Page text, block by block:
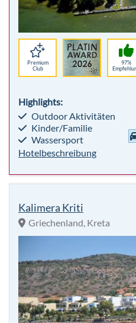
Highlights:
Outdoor Aktivitäten
Kinder/Familie
Wassersport
Hotelbeschreibung
Kalimera Kriti
Griechenland, Kreta
Premium
Club
90%
Empfehlung
Für
Alle